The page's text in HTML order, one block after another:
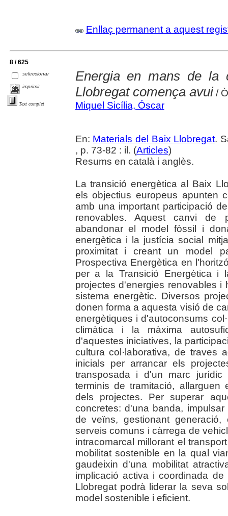
Enllaç permanent a aquest
8 / 625
seleccionar
imprimir
Text complet
Energia en mans de la
Llobregat comença avui/
Miquel Sicília, Óscar
En: Materials del Baix Llobregat.
, p. 73-82 : il. (Articles)
Resums en català i anglès.
La transició energètica al Baix
els objectius europeus apunten
amb una important participació
renovables. Aquest canvi de
abandonar el model fòssil i
energètica i la justícia social
proximitat i creant un model
Prospectiva Energètica en
per a la Transició Energètica i
projectes d'energies renovables
sistema energètic. Diversos
donen forma a aquesta visió de
energètiques i d'autoconsums
climàtica i la màxima
d'aquestes iniciatives, la
cultura col·laborativa, de traves
inicials per arrancar els
transposada i d'un marc jurídic
terminis de tramitació,
dels projectes. Per superar
concretes: d'una banda,
de veïns, gestionant
serveis comuns i càrrega de
intracomarcal millorant el
mobilitat sostenible en la qual
gaudeixin d'una mobilitat
implicació activa i coordinada
Llobregat podrà liderar la seva
model sostenible i eficient.